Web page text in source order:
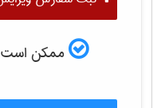
ممکن است